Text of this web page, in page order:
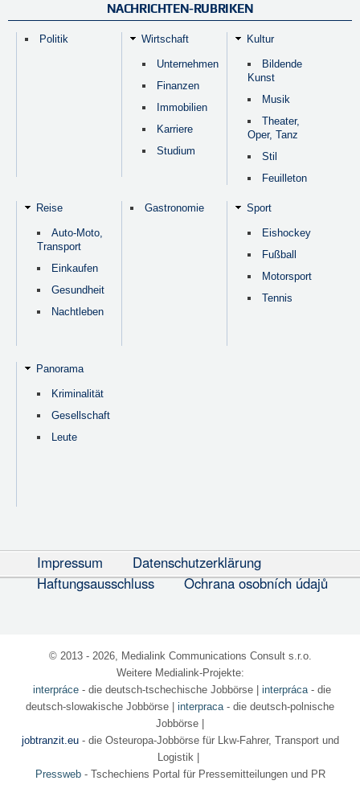
NACHRICHTEN-RUBRIKEN
Politik Wirtschaft
Unternehmen
Finanzen
Immobilien
Karriere
Studium
Kultur
Bildende
Kunst
Musik
Theater,
Oper, Tanz
Stil
Feuilleton
Reise
Auto-Moto,
Transport
Einkaufen
Gesundheit
Nachtleben
Gastronomie Sport
Eishockey
Fußball
Motorsport
Tennis
Panorama
Kriminalität
Gesellschaft
Leute
Impressum
Datenschutzerklärung
Haftungsausschluss
Ochrana osobních údajů
© 2013 - 2026, Medialink Communications Consult s.r.o.
Weitere Medialink-Projekte:
interpráce- die deutsch-tschechische Jobbörse| interpráca- die
deutsch-slowakische Jobbörse | interpraca- die deutsch-polnische
Jobbörse |
jobtranzit.eu- die Osteuropa-Jobbörse für Lkw-Fahrer, Transport und
Logistik |
Pressweb- Tschechiens Portal für Pressemitteilungen und PR